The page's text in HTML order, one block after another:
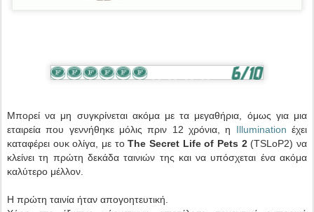
Μπορεί να μη συγκρίνεται ακόμα με τα μεγαθήρια, όμως για μια
εταιρεία που γεννήθηκε μόλις πριν 12 χρόνια, η Illuminationέχει
καταφέρει ουκ ολίγα, με τοThe Secret Life of Pets 2(TSLoP2) να
κλείνει τη πρώτη δεκάδα ταινιών της και να υπόσχεται ένα ακόμα
καλύτερο μέλλον.
Η πρώτη ταινία ήταν απογοητευτική.